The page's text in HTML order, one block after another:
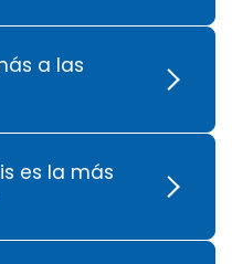
a las
es la más